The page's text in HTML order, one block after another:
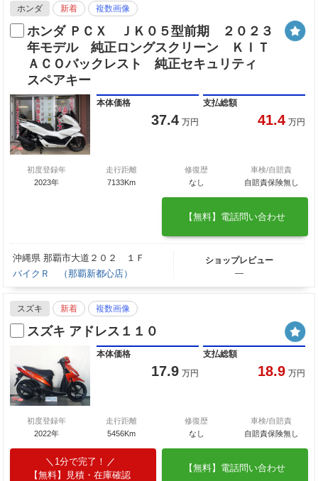
ホンダ 新着 複数画像
ホンダ ＰＣＸ ＪＫ０５型前期 ２０２３
年モデル 純正ロングスクリーン ＫＩＴ
ＡＣＯバックレスト 純正セキュリティ
スペアキー
本体価格
37.4 万円
支払総額
41.4 万円
初度登録年
2023年
走行距離
7133Km
修復歴
なし
車検/自賠責
自賠責保険無し
【無料】電話問い合わせ
沖縄県 那覇市大道２０２ １Ｆ
バイクＲ （那覇新都心店）
ショップレビュー
―
スズキ 新着 複数画像
スズキ アドレス１１０
本体価格
17.9 万円
支払総額
18.9 万円
初度登録年
2022年
走行距離
5456Km
修復歴
なし
車検/自賠責
自賠責保険無し
1分で完了！
【無料】見積・在庫確認
【無料】電話問い合わせ